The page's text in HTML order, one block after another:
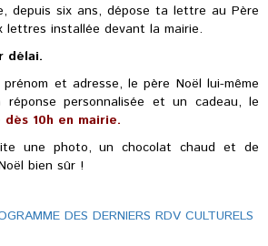
depuis six ans, dépose ta lettre au Père
lettres installée devant la mairie.
délai.
et adresse, le père Noël lui-même
réponse personnalisée et un cadeau, le
10h en mairie.
une photo, un chocolat chaud et de
bien sûr !
DES DERNIERS RDV CULTURELS